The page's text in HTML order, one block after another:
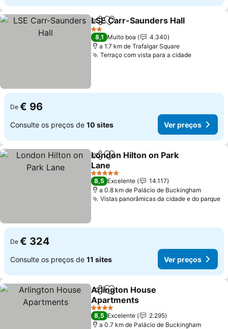
PartilharAdicionar aos favoritos
LSE Carr-Saunders Hall
2 Estrelas
8,1 Muito boa
4.340
a 1.7 km de Trafalgar Square
Terraço com vista para a cidadeVer
De € 96
Consulte os preços de 10 sites Ver preços
PartilharAdicionar aos favoritos
London Hilton on Park
Lane
Ver preços
5 Estrelas
8,5 Excelente
14.117
a 0.8 km de Palácio de Buckingham
Vistas panorâmicas da cidade e do parque
De € 324
Consulte os preços de 11 sites Ver preços
PartilharAdicionar aos favoritos
Arlington House
Apartments
Ver preços
4 Estrelas
8,5 Excelente
2.295
a 0.7 km de Palácio de Buckingham